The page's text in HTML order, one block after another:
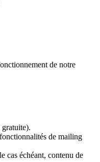
de notre
de mailing
cas échéant, contenu de